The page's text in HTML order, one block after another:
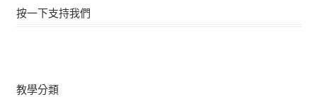
按一下支持我們
教學分類